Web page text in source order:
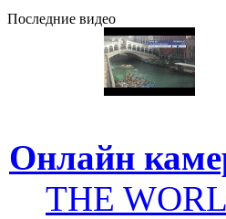
Последние видео
Онлайн
THE